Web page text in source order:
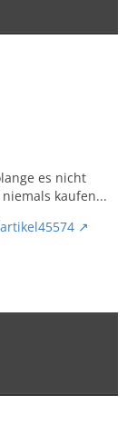
es nicht
kaufen...